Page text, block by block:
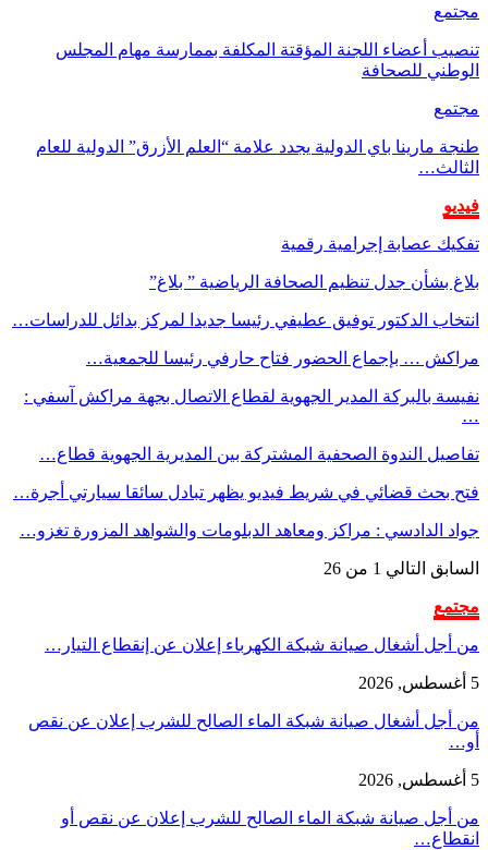
مجتمع
تنصيب أعضاء اللجنة المؤقتة المكلفة بممارسة مهام المجلس
الوطني للصحافة
مجتمع
طنجة مارينا باي الدولية يجدد علامة “العلم الأزرق” الدولية للعام
الثالث…
فيديو
تفكيك عصابة إجرامية رقمية
بلاغ بشأن جدل تنظيم الصحافة الرياضية ” بلاغ”
انتخاب الدكتور توفيق عطيفي رئيسا جديدا لمركز بدائل للدراسات…
مراكش … بإجماع الحضور فتاح حارفي رئيسا للجمعية…
نفيسة بالبركة المدير الجهوية لقطاع الاتصال بجهة مراكش آسفي :
…
تفاصيل الندوة الصحفية المشتركة بين المديرية الجهوية قطاع…
فتح بحث قضائي في شريط فيديو يظهر تبادل سائقا سيارتي أجرة…
جواد الدادسي : مراكز ومعاهد الدبلومات والشواهد المزورة تغزو…
السابق التالي 1 من 26
مجتمع
من أجل أشغال صيانة شبكة الكهرباء إعلان عن إنقطاع التيار…
5 أغسطس, 2026
من أجل أشغال صيانة شبكة الماء الصالح للشرب إعلان عن نقص
أو…
5 أغسطس, 2026
من أجل صيانة شبكة الماء الصالح للشرب إعلان عن نقص أو
انقطاع…